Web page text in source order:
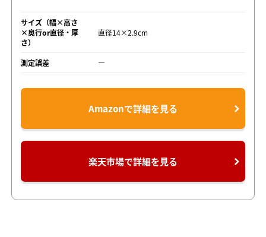
サイズ（幅×高さ
×奥行or直径・厚
さ）
直径14×2.9cm
測定誤差 ―
Amazonで詳細を見る
楽天市場で詳細を見る